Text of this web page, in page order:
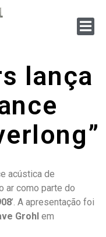
lança
acústica de
ar como parte do
’. A apresentação foi
Grohl em